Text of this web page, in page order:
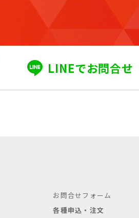
LINEでお問合せ
お問合せフォーム
各種申込・注文